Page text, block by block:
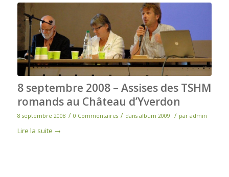
8 septembre 2008 – Assises des TSHM
romands au Château d’Yverdon
8 septembre 2008 / 0 Commentaires / dans album 2009 / par admin
Lire la suite →